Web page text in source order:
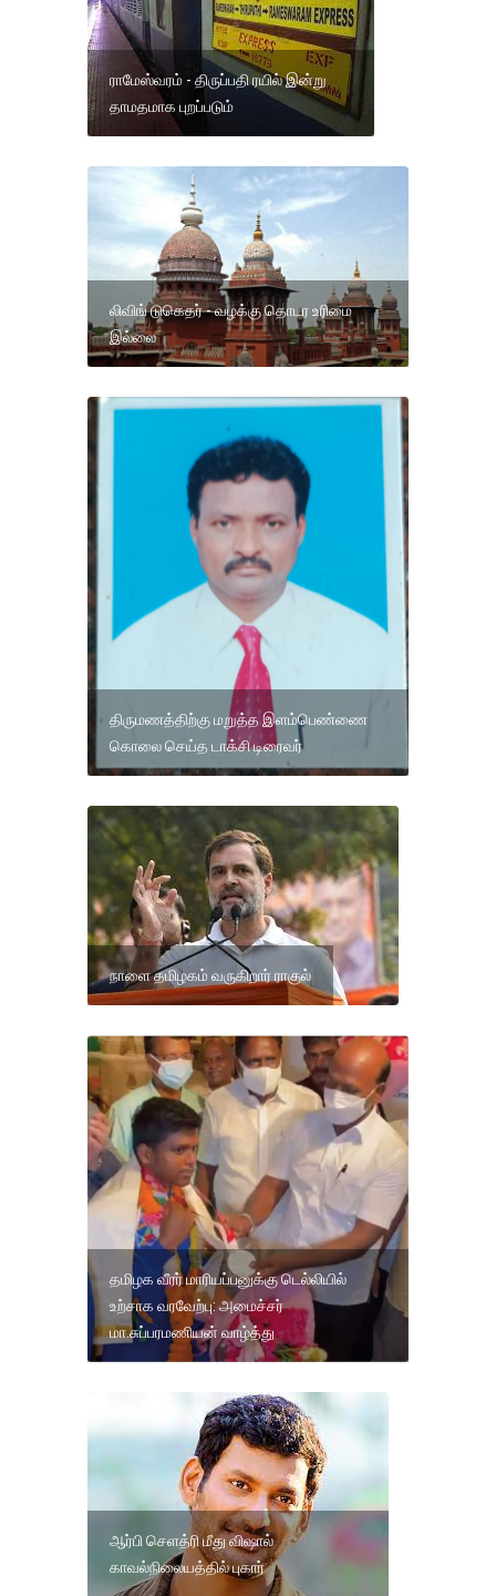
ராமேஸ்வரம் - திருப்பதி ரயில் இன்று
தாமதமாக புறப்படும்
லிவிங் டுகெதர் - வழக்கு தொடர உரிமை
இல்லை
திருமணத்திற்கு மறுத்த இளம்பெண்ணை
கொலை செய்த டாக்சி டிரைவர்
நாளை தமிழகம் வருகிறார் ராகுல்
தமிழக வீரர் மாரியப்பனுக்கு டெல்லியில்
உற்சாக வரவேற்பு: அமைச்சர்
மா.சுப்பரமணியன் வாழ்த்து
ஆர்பி செளத்ரி மீது விஷால்
காவல்நிலையத்தில் புகார்